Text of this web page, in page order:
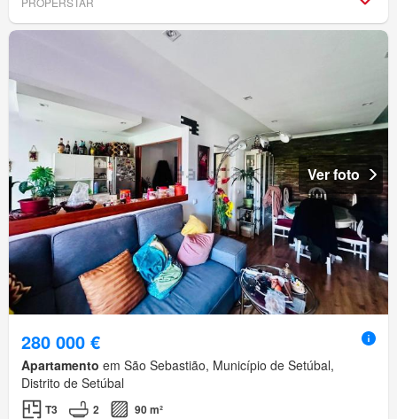
Ver foto
280 000 €
Apartamento em São Sebastião, Município de Setúbal,
Distrito de Setúbal
T3 2
90 m²